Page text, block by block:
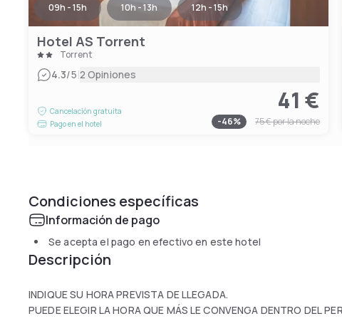
09h - 15h 10h - 13h 12h - 15h
Hotel AS Torrent
Torrent
4.3/5|2 Opiniones
Cancelación gratuita
Pago en el hotel
41 €
-46% 75 €por la noche
Condiciones específicas
Información de pago
Se acepta el pago en efectivo en este hotel
Descripción
INDIQUE SU HORA PREVISTA DE LLEGADA.
PUEDE ELEGIR LA HORA QUE MÁS LE CONVENGA DENTRO DEL